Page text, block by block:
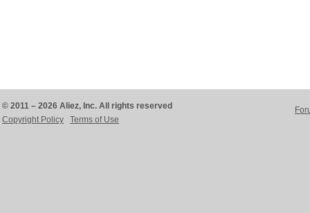
© 2011 – 2026 Aliez, Inc. All rights reserved
Copyright Policy
Terms of Use